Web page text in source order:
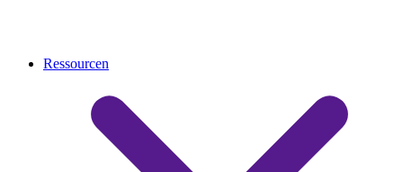
Ressourcen